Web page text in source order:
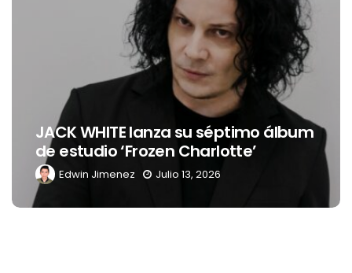
álbum
Levi’s® presenta a Belinda
nueva embajadora para
Latinoamérica
Edwin Jimenez